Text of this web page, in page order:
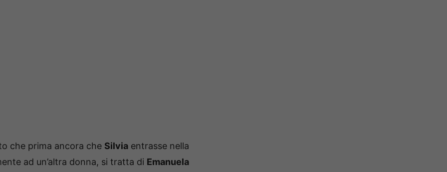
che prima ancora che Silvia entrasse nella
ad un’altra donna, si tratta di Emanuela